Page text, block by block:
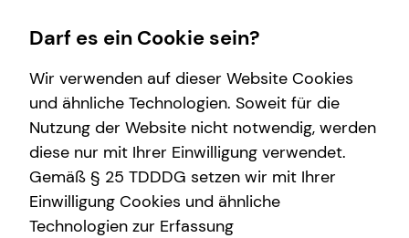
Private Krankenversicherung
Überblick
Krankenzusatzversicherung
Finanzberatung
Spezialisten-Netzwerk
Kapitalanlage Immobilien
Wissenswertes
Über tecis
Interview
Darf es ein Cookie sein?
Wir verwenden auf dieser Website Cookies
und ähnliche Technologien. Soweit für die
Nutzung der Website nicht notwendig, werden
diese nur mit Ihrer Einwilligung verwendet.
Gemäß § 25 TDDDG setzen wir mit Ihrer
Einwilligung Cookies und ähnliche
Technologien zur Erfassung